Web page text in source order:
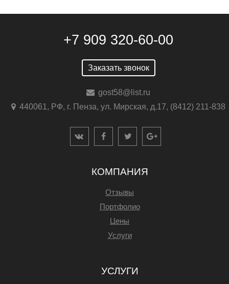
+7 909 320-60-00
Заказать звонок
gost58@list.ru
440061, РФ, г. Пенза, ул. Мирская, д.17, (8412) 211-838
КОМПАНИЯ
Отзывы
Портфолио
Цены
Услуги
УСЛУГИ